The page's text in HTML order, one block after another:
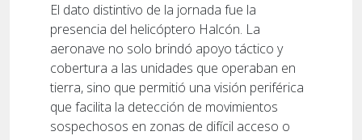
El dato distintivo de la jornada fue la
presencia del helicóptero Halcón. La
aeronave no solo brindó apoyo táctico y
cobertura a las unidades que operaban en
tierra, sino que permitió una visión periférica
que facilita la detección de movimientos
sospechosos en zonas de difícil acceso o